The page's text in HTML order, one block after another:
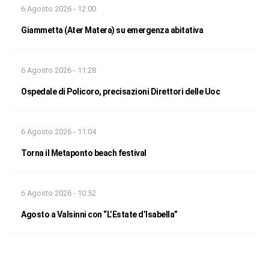
6 Agosto 2026 - 12:00
Giammetta (Ater Matera) su emergenza abitativa
6 Agosto 2026 - 11:28
Ospedale di Policoro, precisazioni Direttori delle Uoc
6 Agosto 2026 - 11:04
Torna il Metaponto beach festival
6 Agosto 2026 - 10:52
Agosto a Valsinni con “L’Estate d’Isabella”